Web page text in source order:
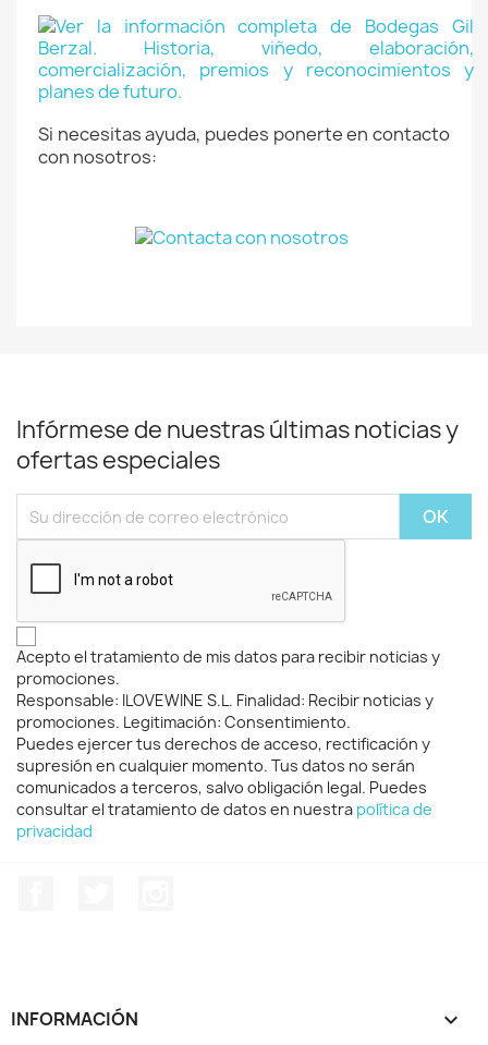
Si necesitas ayuda, puedes ponerte en contacto
con nosotros:
Infórmese de nuestras últimas noticias y
ofertas especiales
Acepto el tratamiento de mis datos para recibir noticias y
promociones.
Responsable: ILOVEWINE S.L. Finalidad: Recibir noticias y
promociones. Legitimación: Consentimiento.
Puedes ejercer tus derechos de acceso, rectificación y
supresión en cualquier momento. Tus datos no serán
comunicados a terceros, salvo obligación legal. Puedes
consultar el tratamiento de datos en nuestra política de
privacidad
INFORMACIÓN 